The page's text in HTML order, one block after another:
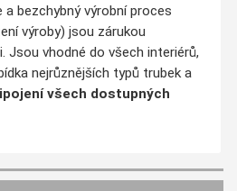
bezchybný výrobní proces
výroby) jsou zárukou
Jsou vhodné do všech interiérů,
nejrůznějších typů trubek a
všech dostupných